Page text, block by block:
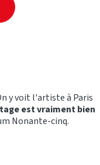
y voit l'artiste à Paris
est vraiment bien
Nonante-cinq.